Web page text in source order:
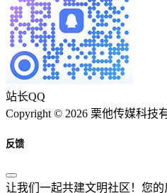
站长QQ
Copyright © 2026 栗他传媒科技
反馈
让我们一起共建文明社区！您的